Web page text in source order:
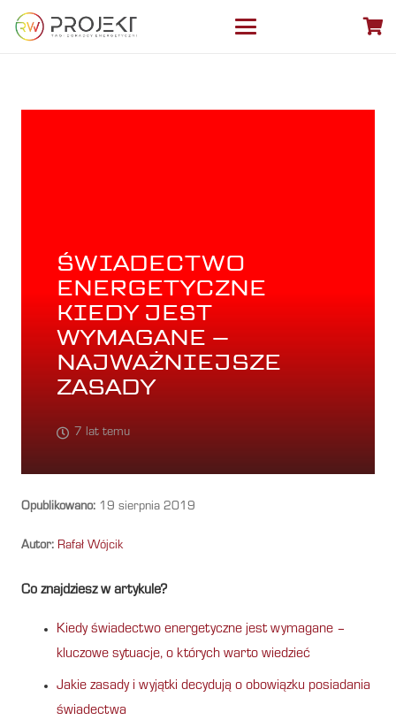
ŚWIADECTWO
ENERGETYCZNE
KIEDY JEST
WYMAGANE –
NAJWAŻNIEJSZE
ZASADY
7 lat temu
Opublikowano: 19 sierpnia 2019
Autor: Rafał Wójcik
Co znajdziesz w artykule?
Kiedy świadectwo energetyczne jest wymagane –
kluczowe sytuacje, o których warto wiedzieć
Jakie zasady i wyjątki decydują o obowiązku posiadania
świadectwa